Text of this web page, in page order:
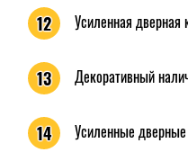
12 Усиленная дверная
13 Декоративный
14 Усиленные